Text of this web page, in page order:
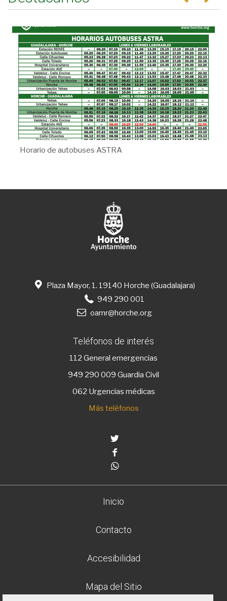
Horario de autobuses ASTRA
Plaza Mayor, 1. 19140 Horche (Guadalajara)
949 290 001
oamr@horche.org
Teléfonos de interés
112 General emergencias
949 290 009 Guardia Civil
062 Urgencias médicas
Más teléfonos
Inicio
Contacto
Accesibilidad
Mapa del Sitio